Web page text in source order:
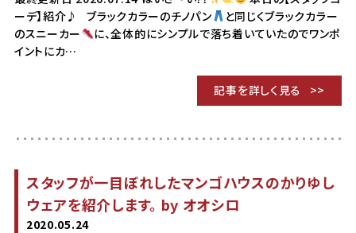
ーデ】紹介♪ ブラックカラーのチノパン
と同じくブラックカラー
のスニーカー
に、全体的にシンプルで落ち着いていたのでワンポ
イントにカ…
記事を詳しく見る
スタッフが一目ぼれしたマンゴハウスのかりゆし
ウェアを紹介します。 by オオシロ
2020.05.24